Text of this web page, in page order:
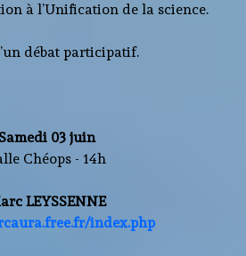
à l’Unification de la science.
débat participatif.
Samedi 03 juin
Chéops - 14h
LEYSSENNE
index.php